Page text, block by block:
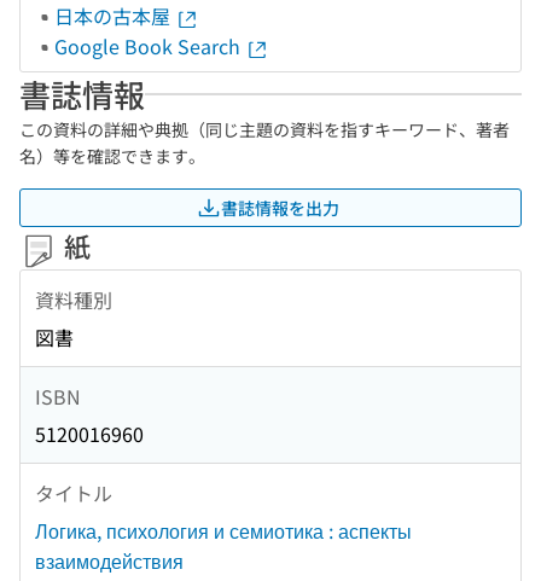
日本の古本屋
Google Book Search
書誌情報
この資料の詳細や典拠（同じ主題の資料を指すキーワード、著者
名）等を確認できます。
書誌情報を出力
紙
資料種別
図書
ISBN
5120016960
タイトル
Логика, психология и семиотика : аспекты
взаимодействия